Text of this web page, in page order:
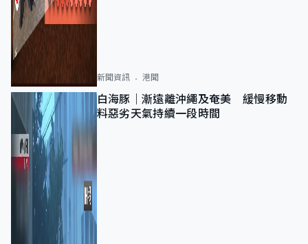
新聞資訊 港聞
白海豚｜漸遠離沖繩及奄美 緩慢移動
料惡劣天氣持續一段時間